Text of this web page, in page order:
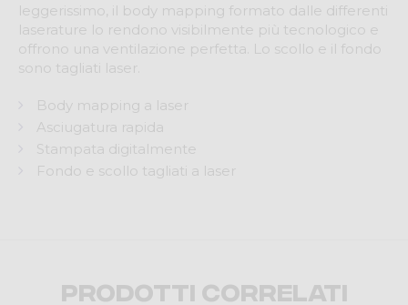
leggerissimo, il body mapping formato dalle differenti
laserature lo rendono visibilmente più tecnologico e
offrono una ventilazione perfetta. Lo scollo e il fondo
sono tagliati laser.
Body mapping a laser
Asciugatura rapida
Stampata digitalmente
Fondo e scollo tagliati a laser
Prodotti correlati